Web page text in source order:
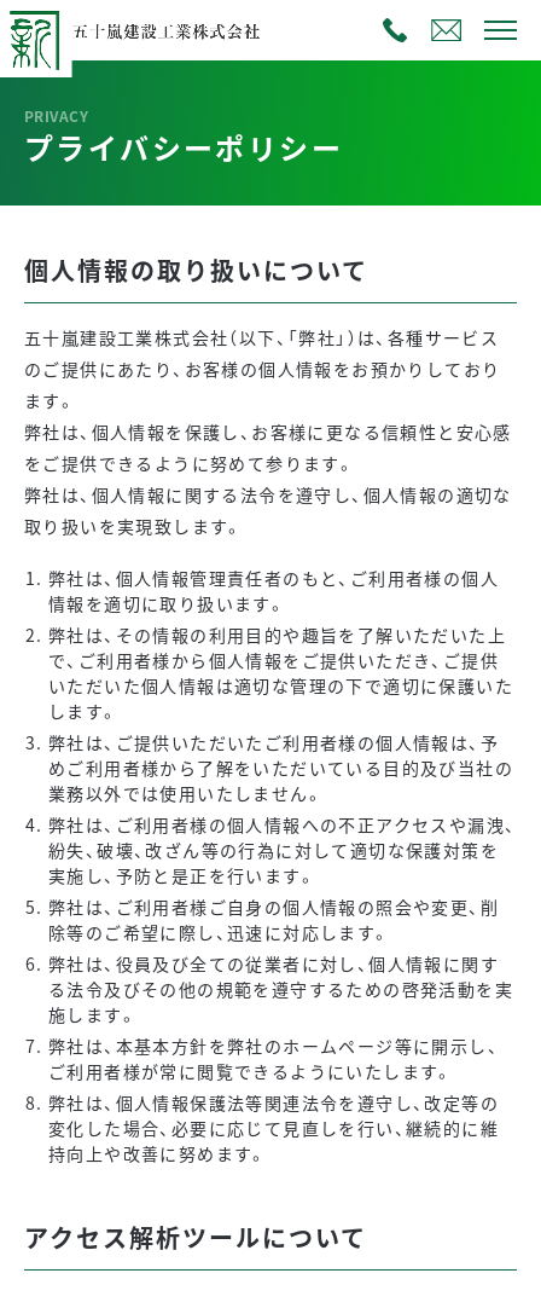
プライバシーポリシー
個人情報の取り扱いについて
五十嵐建設工業株式会社（以下、「弊社」）は、各種サービス
のご提供にあたり、お客様の個人情報をお預かりしており
ます。
弊社は、個人情報を保護し、お客様に更なる信頼性と安心感
をご提供できるように努めて参ります。
弊社は、個人情報に関する法令を遵守し、個人情報の適切な
取り扱いを実現致します。
弊社は、個人情報管理責任者のもと、ご利用者様の個人
情報を適切に取り扱います。
弊社は、その情報の利用目的や趣旨を了解いただいた上
で、ご利用者様から個人情報をご提供いただき、ご提供
いただいた個人情報は適切な管理の下で適切に保護いた
します。
弊社は、ご提供いただいたご利用者様の個人情報は、予
めご利用者様から了解をいただいている目的及び当社の
業務以外では使用いたしません。
弊社は、ご利用者様の個人情報への不正アクセスや漏洩、
紛失、破壊、改ざん等の行為に対して適切な保護対策を
実施し、予防と是正を行います。
弊社は、ご利用者様ご自身の個人情報の照会や変更、削
除等のご希望に際し、迅速に対応します。
弊社は、役員及び全ての従業者に対し、個人情報に関す
る法令及びその他の規範を遵守するための啓発活動を実
施します。
弊社は、本基本方針を弊社のホームページ等に開示し、
ご利用者様が常に閲覧できるようにいたします。
弊社は、個人情報保護法等関連法令を遵守し、改定等の
変化した場合、必要に応じて見直しを行い、継続的に維
持向上や改善に努めます。
アクセス解析ツールについて